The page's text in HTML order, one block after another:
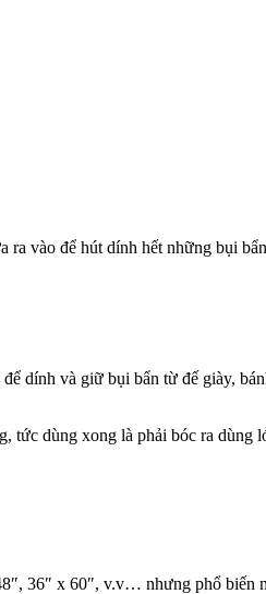
vào để hút dính hết những bụi
dính và giữ bụi bẩn từ đế giày,
tức dùng xong là phải bóc ra dùng
36″ x 60″, v.v… nhưng phổ